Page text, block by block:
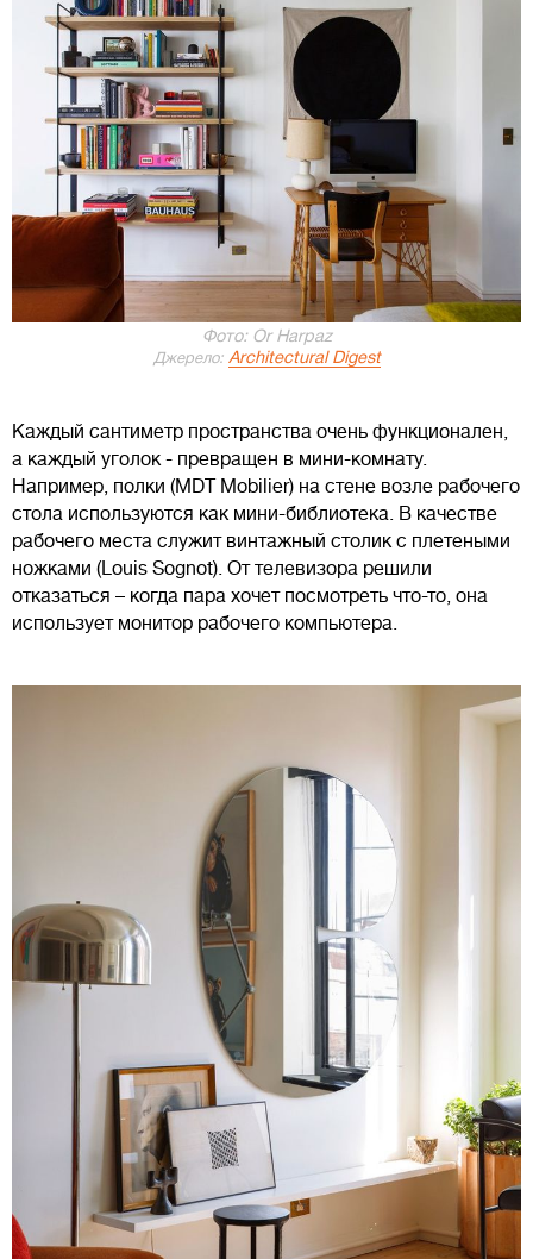
Фото: Or Harpaz
Джерело: Architectural Digest
Каждый сантиметр пространства очень функционален,
а каждый уголок - превращен в мини-комнату.
Например, полки (MDT Mobilier) на стене возле рабочего
стола используются как мини-библиотека. В качестве
рабочего места служит винтажный столик с плетеными
ножками (Louis Sognot). От телевизора решили
отказаться – когда пара хочет посмотреть что-то, она
использует монитор рабочего компьютера.